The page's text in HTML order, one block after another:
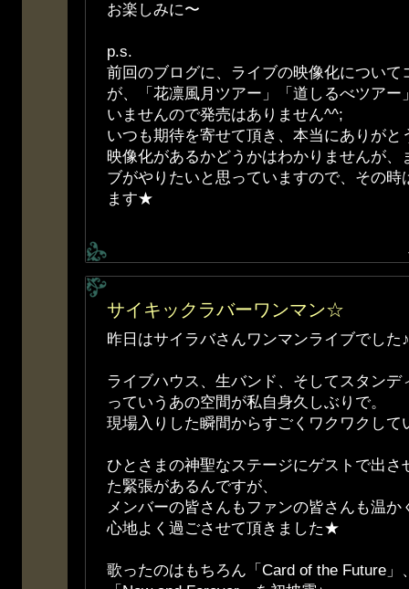
お楽しみに〜
p.s.
前回のブログに、ライブの映像化について
が、「花凛風月ツアー」「道しるべツアー
いませんので発売はありません^^;
いつも期待を寄せて頂き、本当にありがと
映像化があるかどうかはわかりませんが、
ブがやりたいと思っていますので、その時
ます★
サイキックラバーワンマン☆
昨日はサイラバさんワンマンライブでした♪
ライブハウス、生バンド、そしてスタンデ
っていうあの空間が私自身久しぶりで。
現場入りした瞬間からすごくワクワクして
ひとさまの神聖なステージにゲストで出さ
た緊張があるんですが、
メンバーの皆さんもファンの皆さんも温
心地よく過ごさせて頂きました★
歌ったのはもちろん「Card of the Future